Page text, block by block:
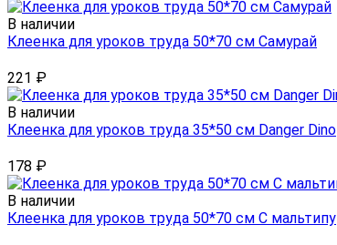
В наличии
Клеенка для уроков труда 50*70 см Самурай
221 ₽
В наличии
Клеенка для уроков труда 35*50 см Danger Dino
178 ₽
В наличии
Клеенка для уроков труда 50*70 см С мальтипу